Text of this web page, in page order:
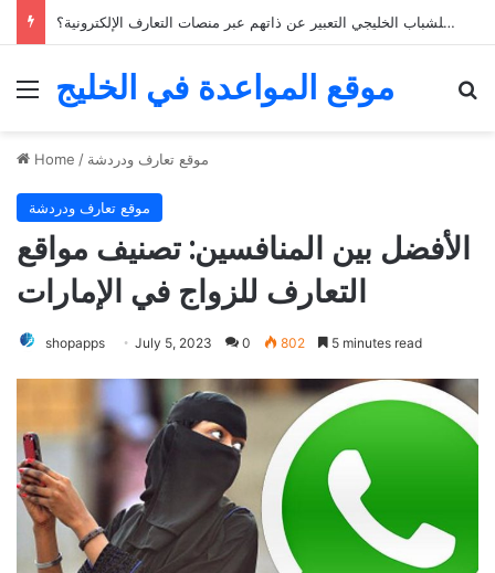
كيف يمكن للشباب الخليجي التعبير عن ذاتهم عبر منصات التعارف الإلكترونية؟
Menu
موقع المواعدة في الخليج
Home / موقع تعارف ودردشة
موقع تعارف ودردشة
الأفضل بين المنافسين: تصنيف مواقع
التعارف للزواج في الإمارات
shopapps July 5, 2023 0 802 5 minutes read